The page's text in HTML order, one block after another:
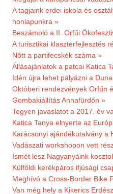
A tagjaink erdei iskola és
honlapunkra »
Beszámoló a II. Orfűi
A turisztikai klaszterfejlesztés
Nőtt a partifecskék száma »
Állásajánlatok a patcai Katica
Idén újra lehet pályázni a
Októberi rendezvények Orfűn
Gombakiállítás Annafürdőn »
Tegyen javaslatot a 2017. év
Katica Tanya elnyerte az
Karácsonyi ajándékutalvány a
Vadászati workshopon vett
Ismét lesz Nagyanyáink
Külföldi kerékpáros ifjúsági
Meghívó a Cross-Border Bike
Van még hely a Kikerics